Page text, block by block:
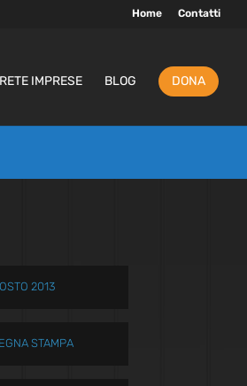
Home Contatti
RETE IMPRESE BLOG DONA
2013
STAMPA